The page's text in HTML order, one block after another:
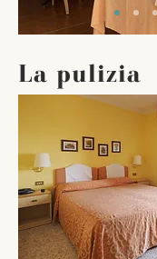
La pulizia